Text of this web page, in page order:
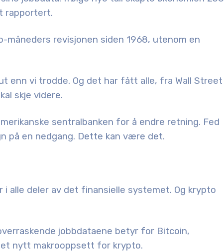
rapportert.
måneders revisjonen siden 1968, utenom en
enn vi trodde. Og det har fått alle, fra Wall Street
skje videre.
sentralbanken for å endre retning. Fed
på en nedgang. Dette kan være det.
i alle deler av det finansielle systemet. Og krypto
jobbdataene betyr for Bitcoin,
nytt makrooppsett for krypto.